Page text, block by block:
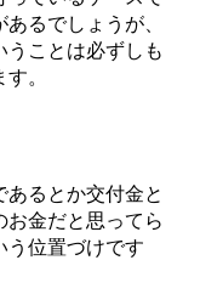
るでしょうが、
ことは必ずしも
。
るとか交付金と
金だと思ってら
う位置づけです